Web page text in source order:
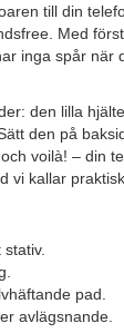
till din
Med
inga spår när
den lilla
den på
voilà! – din
vi kallar
pad.
avlägsnande.